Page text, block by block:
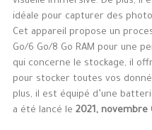
idéale pour capturer des
Cet appareil propose un
Go/6 Go/8 Go RAM pour une
qui concerne le stockage, il
pour stocker toutes vos
plus, il est équipé d’une
a été lancé le 2021, novembre